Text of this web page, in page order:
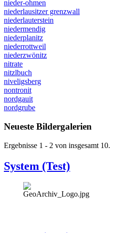
nieder-ohmen
niederlausitzer grenzwall
niederlauterstein
niedermendig
niederplanitz
niederrottweil
niederzwönitz
nitrate
nitzlbuch
niveligsberg
nontronit
nordgauit
nordgrube
Neueste Bildergalerien
Ergebnisse 1 - 2 von insgesamt 10.
System (Test)